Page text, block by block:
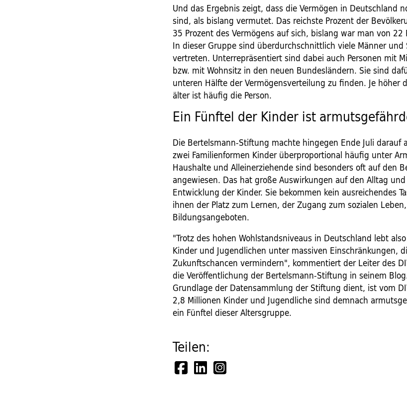
Und das Ergebnis zeigt, dass die Vermögen in Deutschland
sind, als bislang vermutet. Das reichste Prozent der
35 Prozent des Vermögens auf sich, bislang war man von 22
In dieser Gruppe sind überdurchschnittlich viele Männer
vertreten. Unterrepräsentiert sind dabei auch Personen mit
bzw. mit Wohnsitz in den neuen Bundesländern. Sie sind
unteren Hälfte der Vermögensverteilung zu finden. Je höher
älter ist häufig die Person.
Ein Fünftel der Kinder ist
Die Bertelsmann-Stiftung machte hingegen Ende Juli darauf
zwei Familienformen Kinder überproportional häufig unter
Haushalte und Alleinerziehende sind besonders oft auf den
angewiesen. Das hat große Auswirkungen auf den Alltag
Entwicklung der Kinder. Sie bekommen kein ausreichendes
ihnen der Platz zum Lernen, der Zugang zum sozialen
Bildungsangeboten.
"Trotz des hohen Wohlstandsniveaus in Deutschland lebt
Kinder und Jugendlichen unter massiven Einschränkungen,
Zukunftschancen vermindern", kommentiert der Leiter des
die Veröffentlichung der Bertelsmann-Stiftung in seinem
Grundlage der Datensammlung der Stiftung dient, ist vom
2,8 Millionen Kinder und Jugendliche sind demnach
ein Fünftel dieser Altersgruppe.
Teilen: